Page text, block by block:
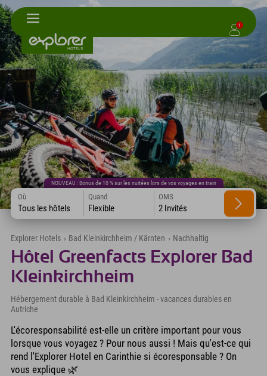
1
NOUVEAU : Bonus de 10 % sur les nuitées lors de vos voyages en train
Où
Tous les hôtels
Quand
Flexible
OMS
2 Invités
Explorer Hotels › Bad Kleinkirchheim / Kärnten › Nachhaltig
Hôtel Greenfacts Explorer Bad
Kleinkirchheim
Hébergement durable à Bad Kleinkirchheim - vacances durables en
Autriche
L'écoresponsabilité est-elle un critère important pour vous
lorsque vous voyagez ? Pour nous aussi ! Mais qu'est-ce qui
rend l'Explorer Hotel en Carinthie si écoresponsable ? On
vous explique 🌿